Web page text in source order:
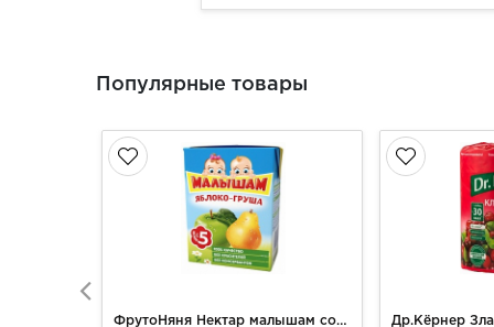
Популярные товары
ФрутоНяня Нектар малышам сок 0,2л яблоко-груша 5мес+